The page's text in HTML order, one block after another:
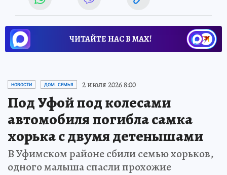
ЧИТАЙТЕ НАС В МАХ!
НОВОСТИ ДОМ. СЕМЬЯ 2 июля 2026 8:00
Под Уфой под колесами
автомобиля погибла самка
хорька с двумя детенышами
В Уфимском районе сбили семью хорьков,
одного малыша спасли прохожие